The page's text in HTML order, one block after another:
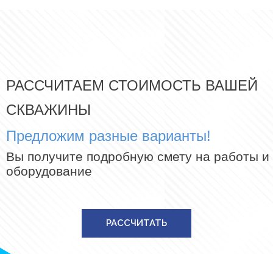
РАССЧИТАЕМ СТОИМОСТЬ ВАШЕЙ
СКВАЖИНЫ
Предложим разные варианты!
Вы получите подробную смету на работы и
оборудование
РАССЧИТАТЬ